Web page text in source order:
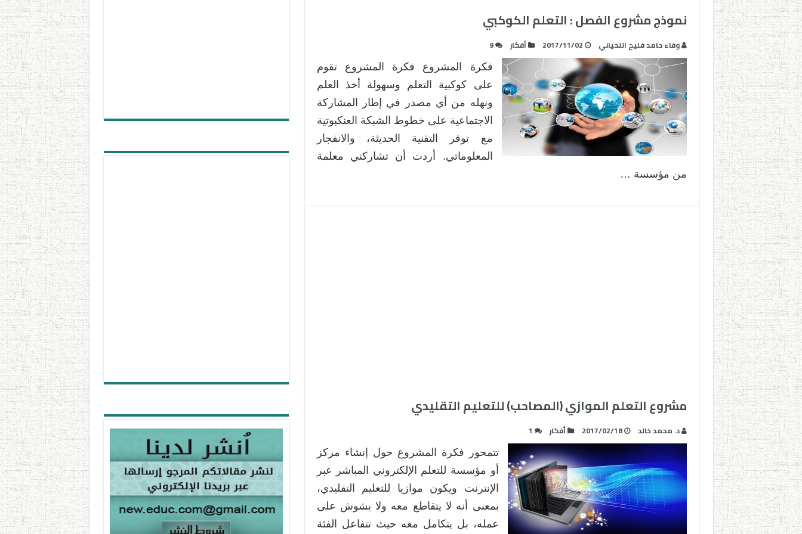
نموذج مشروع الفصل : التعلم الكوكبي
وفاء حامد فليح اللحياني 2017/11/02 أفكار 9
فكرة المشروع فكرة المشروع تقوم
على كوكبية التعلم وسهولة أخذ العلم
ونهله من أي مصدر في إطار المشاركة
الاجتماعية على خطوط الشبكة العنكبوتية
مع توفر التقنية الحديثة، والانفجار
المعلوماتي. أردت أن تشاركني معلمة
من مؤسسة …
مشروع التعلم الموازي (المصاحب) للتعليم التقليدي
د. محمد خالد 2017/02/18 أفكار 1
تتمحور فكرة المشروع حول إنشاء مركز
أو مؤسسة للتعلم الإلكتروني المباشر عبر
الإنترنت ويكون موازيا للتعليم التقليدي،
بمعنى أنه لا يتقاطع معه ولا يشوش على
عمله، بل يتكامل معه حيث تتفاعل الفئة